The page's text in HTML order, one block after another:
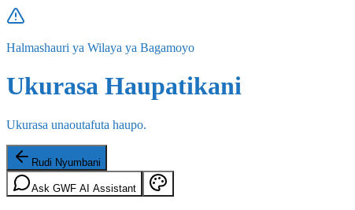
Halmashauri ya Wilaya ya Bagamoyo
Ukurasa Haupatikani
Ukurasa unaoutafuta haupo.
Rudi Nyumbani
Ask GWF AI Assistant